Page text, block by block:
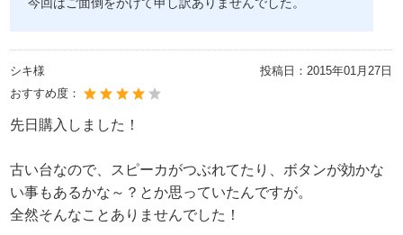
今回はご面倒をかけて申し訳ありませんでした。
シキ様 投稿日：2015年01月27日
おすすめ度：
先日購入しました！
古い台なので、スピーカがつぶれてたり、ボタンが効かな
い事もあるかな～？とか思っていたんですが。
全然そんなことありませんでした！